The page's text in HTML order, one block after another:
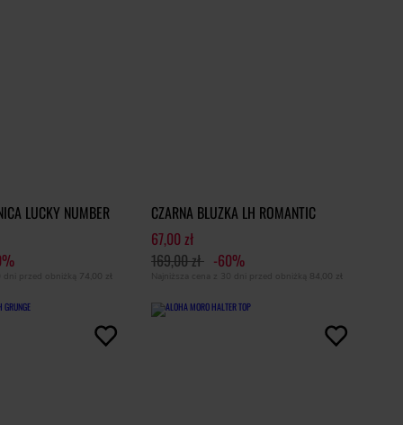
LUCKY NUMBER
dni przed obniżką 74,00 zł
CZARNA BLUZKA LH ROMANTIC
67,00 zł
169,00 zł -60%
Najniższa cena z 30 dni przed obniżką 84,00 zł